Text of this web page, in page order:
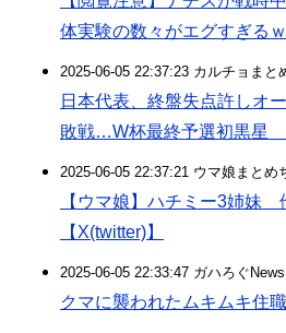
体実験の数々がエグすぎる
2025-06-05 22:37:23 カルチョまと
日本代表、終盤失点許しオ
敗戦…W杯最終予選初黒星
2025-06-05 22:37:21 ウマ娘まとめ
【ウマ娘】ハチミー3姉妹
【X(twitter)】
2025-06-05 22:33:47 ガハろぐ
クマに襲われたムキムキ住